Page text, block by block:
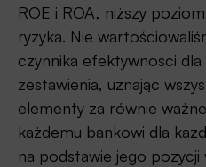
ROE i ROA, niższy
ryzyka. Nie
czynnika efektywności
zestawienia, uznając
elementy za równie
każdemu bankowi dla
na podstawie jego pozycji